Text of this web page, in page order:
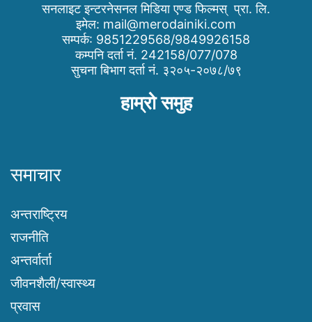
सनलाइट इन्टरनेसनल मिडिया एण्ड फिल्मस् प्रा. लि.
इमेल: mail@merodainiki.com
सम्पर्क: 9851229568/9849926158
कम्पनि दर्ता नं. 242158/077/078
सुचना बिभाग दर्ता नं. ३२०५-२०७८/७९
हाम्रो समुह
समाचार
अन्तराष्ट्रिय
राजनीति
अन्तर्वार्ता
जीवनशैली/स्वास्थ्य
प्रवास